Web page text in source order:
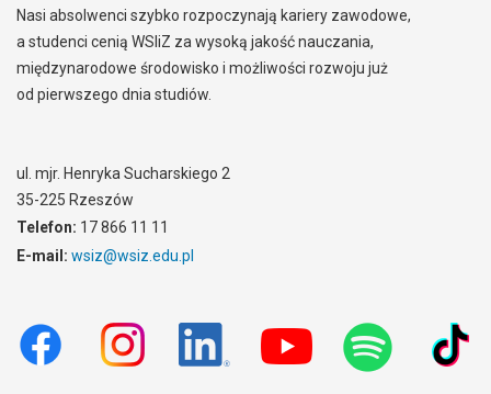
Nasi absolwenci szybko rozpoczynają kariery zawodowe,
a studenci cenią WSIiZ za wysoką jakość nauczania,
międzynarodowe środowisko i możliwości rozwoju już
od pierwszego dnia studiów.
ul. mjr. Henryka Sucharskiego 2
35-225 Rzeszów
Telefon: 17 866 11 11
E-mail: wsiz@wsiz.edu.pl